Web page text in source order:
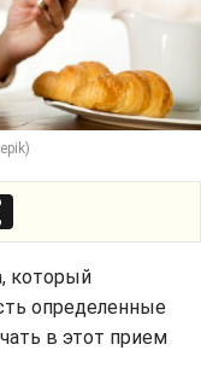
который
определенные
в этот прием